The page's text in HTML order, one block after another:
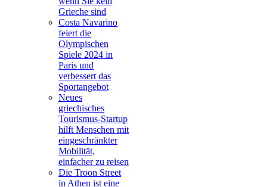
Grieche sind
Costa Navarino
feiert die
Olympischen
Spiele 2024 in
Paris und
verbessert das
Sportangebot
Neues
griechisches
Tourismus-Startup
hilft Menschen mit
eingeschränkter
Mobilität,
einfacher zu reisen
Die Troon Street
in Athen ist eine